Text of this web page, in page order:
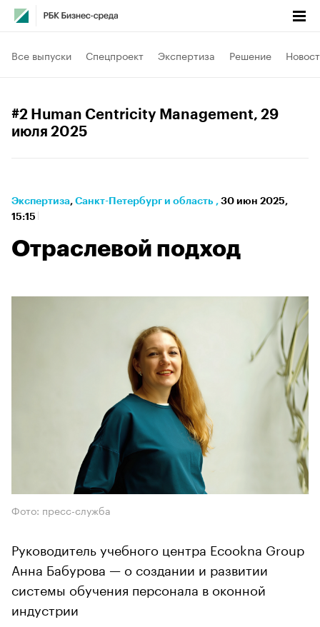
Все выпуски Спецпроект Экспертиза Решение
#2 Human Centricity Management, 29
июля 2025
Экспертиза⁠, Санкт-Петербург и область , 30 июн 2025,
15:15
Отраслевой подход
Фото: пресс-служба
Руководитель учебного центра Ecookna Group
Анна Бабурова — о создании и развитии
системы обучения персонала в оконной
индустрии